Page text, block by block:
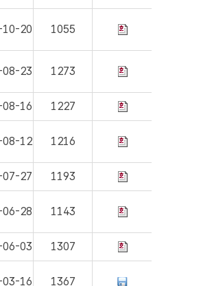
20 1055
23 1273
16 1227
12 1216
27 1193
28 1143
03 1307
16 1367